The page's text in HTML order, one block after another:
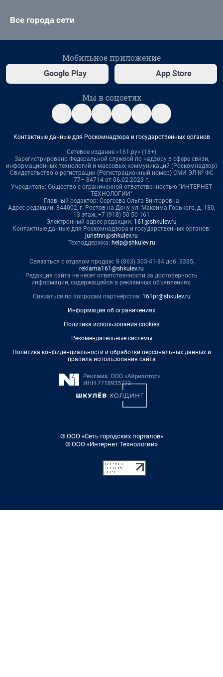
Все города сети
Мобильное приложение
Google Play App Store
Мы в соцсетях
Контактные данные для Роскомнадзора и государственных органов
Сетевое издание «161.ру» (18+)
Зарегистрировано Федеральной службой по надзору в сфере связи,
информационных технологий и массовых коммуникаций (Роскомнадзор)
Свидетельство о регистрации (Регистрационный номер) СМИ ЭЛ № ФС
77– 84714 от 06.02.2023 г.
Учредитель: Общество с ограниченной ответственностью "ИНТЕРНЕТ
ТЕХНОЛОГИИ"
Главный редактор: Сергеева Ольга Викторовна
Адрес редакции: 344002, г. Ростов-на-Дону, ул. Максима Горького, д. 130,
13 этаж, +7 (918) 50-50-161
Электронный адрес редакции: 161@shkulev.ru
Контактные данные для Роскомнадзора и государственных органов:
juristnn@shkulev.ru
Техподдержка: help@shkulev.ru
Связаться с отделом продаж: 8 (863) 303-41-34 доб. 3335,
reklama161@shkulev.ru
Редакция сайта не несет ответственности за достоверность
информации, содержащейся в рекламных объявлениях.
Связаться по вопросам партнёрства: 161pr@shkulev.ru
Информация об ограничениях
Политика использования cookies
Рекомендательные системы
Политика конфиденциальности и обработки персональных данных и
правила использования сайта
© ООО «Сеть городских порталов»
© ООО «Интернет Технологии»